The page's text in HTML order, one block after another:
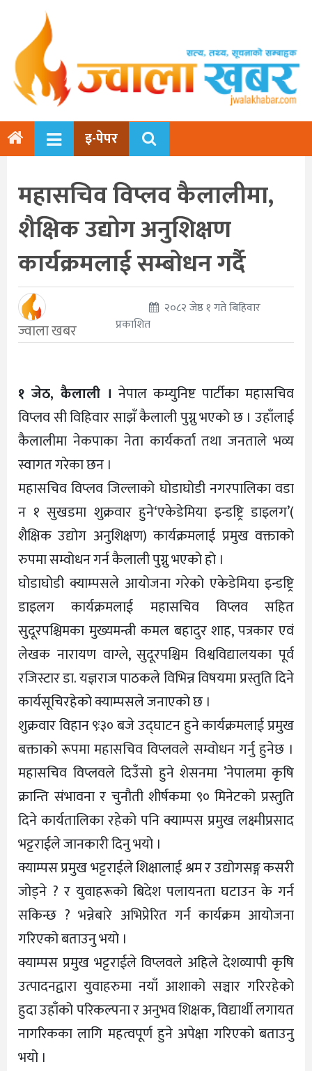
इ-पेपर
महासचिव विप्लव कैलालीमा,
शैक्षिक उद्योग अनुशिक्षण
कार्यक्रमलाई सम्बोधन गर्दै
ज्वाला खबर
२०८२ जेष्ठ १ गते बिहिवार
प्रकाशित
१ जेठ, कैलाली । नेपाल कम्युनिष्ट पार्टीका महासचिव
विप्लव सी विहिवार साझँ कैलाली पुग्नु भएको छ । उहाँलाई
कैलालीमा नेकपाका नेता कार्यकर्ता तथा जनताले भव्य
स्वागत गरेका छन ।
महासचिव विप्लव जिल्लाको घोडाघोडी नगरपालिका वडा
न १ सुखडमा शुक्रवार हुने‘एकेडेमिया इन्डष्ट्रि डाइलग’(
शैक्षिक उद्योग अनुशिक्षण) कार्यक्रमलाई प्रमुख वक्ताको
रुपमा सम्वोधन गर्न कैलाली पुग्नु भएको हो ।
घोडाघोडी क्याम्पसले आयोजना गरेको एकेडेमिया इन्डष्ट्रि
डाइलग कार्यक्रमलाई महासचिव विप्लव सहित
सुदूरपश्चिमका मुख्यमन्त्री कमल बहादुर शाह, पत्रकार एवं
लेखक नारायण वाग्ले, सुदूरपश्चिम विश्वविद्यालयका पूर्व
रजिस्टार डा. यज्ञराज पाठकले विभिन्न विषयमा प्रस्तुति दिने
कार्यसूचिरहेको क्याम्पसले जनाएको छ ।
शुक्रवार विहान ९ः३० बजे उद्घाटन हुने कार्यक्रमलाई प्रमुख
बक्ताको रूपमा महासचिव विप्लवले सम्वोधन गर्नु हुनेछ ।
महासचिव विप्लवले दिउँसो हुने शेसनमा ’नेपालमा कृषि
क्रान्ति संभावना र चुनौती शीर्षकमा ९० मिनेटको प्रस्तुति
दिने कार्यतालिका रहेको पनि क्याम्पस प्रमुख लक्ष्मीप्रसाद
भट्टराईले जानकारी दिनु भयो ।
क्याम्पस प्रमुख भट्टराईले शिक्षालाई श्रम र उद्योगसङ्ग कसरी
जोड्ने ? र युवाहरूको बिदेश पलायनता घटाउन के गर्न
सकिन्छ ? भन्नेबारे अभिप्रेरित गर्न कार्यक्रम आयोजना
गरिएको बताउनु भयो ।
क्याम्पस प्रमुख भट्टराईले विप्लवले अहिले देशव्यापी कृषि
उत्पादनद्वारा युवाहरुमा नयाँ आशाको सञ्चार गरिरहेको
हुदा उहाँको परिकल्पना र अनुभव शिक्षक, विद्यार्थी लगायत
नागरिकका लागि महत्वपूर्ण हुने अपेक्षा गरिएको बताउनु
भयो ।